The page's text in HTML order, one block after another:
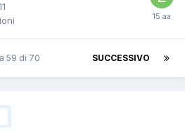
SUCCESSIVO
59 di 70